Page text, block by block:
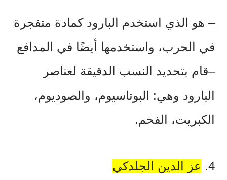
– هو الذي استخدم البارود كمادة متفجرة
في الحرب، واستخدمها أيضًا في المدافع
–قام بتحديد النسب الدقيقة لعناصر
البارود وهي: البوتاسيوم، والصوديوم،
الكبريت، الفحم.
4. عز الدين الجلدكي